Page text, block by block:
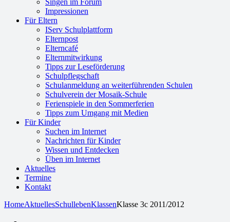
Singen im Forum
Impressionen
Für Eltern
IServ Schulplattform
Elternpost
Elterncafé
Elternmitwirkung
Tipps zur Leseförderung
Schulpflegschaft
Schulanmeldung an weiterführenden Schulen
Schulverein der Mosaik-Schule
Ferienspiele in den Sommerferien
Tipps zum Umgang mit Medien
Für Kinder
Suchen im Internet
Nachrichten für Kinder
Wissen und Entdecken
Üben im Internet
Aktuelles
Termine
Kontakt
HomeAktuellesSchullebenKlassenKlasse 3c 2011/2012